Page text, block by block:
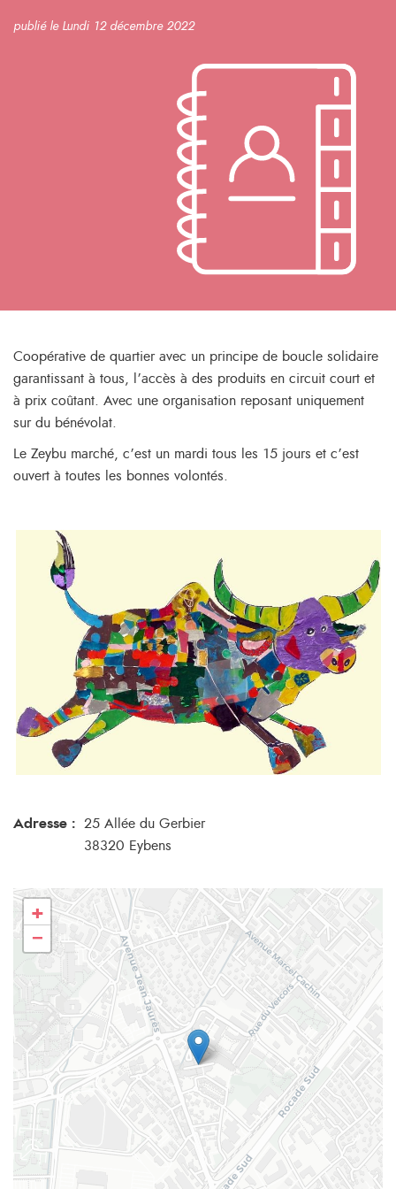
publié le Lundi 12 décembre 2022
Coopérative de quartier avec un principe de boucle solidaire
garantissant à tous, l’accès à des produits en circuit court et
à prix coûtant. Avec une organisation reposant uniquement
sur du bénévolat.
Le Zeybu marché, c’est un mardi tous les 15 jours et c’est
ouvert à toutes les bonnes volontés.
Adresse :
25 Allée du Gerbier
38320 Eybens
+
−